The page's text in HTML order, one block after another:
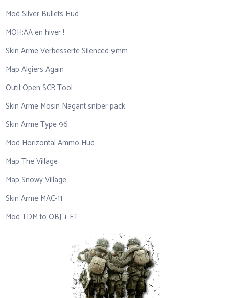
Mod Silver Bullets Hud
MOH:AA en hiver !
Skin Arme Verbesserte Silenced 9mm
Map Algiers Again
Outil Open SCR Tool
Skin Arme Mosin Nagant sniper pack
Skin Arme Type 96
Mod Horizontal Ammo Hud
Map The Village
Map Snowy Village
Skin Arme MAC-11
Mod TDM to OBJ + FT